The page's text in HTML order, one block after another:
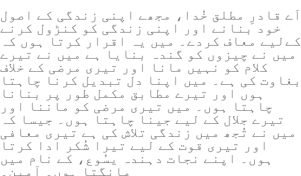
اَے قادرِ مطلق خُدا، مجھے اپنی زندگی کے اصول
خود بنانے اور اپنی زندگی کو کنڑول کرنے
کےلیے معاف کردے۔ میں یہ اقرار کرتا ہوں کہ
میں نے چیزوں کو گندہ بنایا ہے میں نے تیرے
کلام کو نہیں مانا اور تیری مرضی کے خلاف
بغاوت کی ہے۔ میں اپنا دل تبدیل کرنا چاہتا
ہوں اور تیرے مطابق مکمل طور پر بنانا
چاہتا ہوں۔ میں تیری مرضی کو ماننا اور
تیرے جلال کے لیے جینا چاہتا ہوں۔ جیسا کہ
میں نے تُجھ میں زندگی تلاش کی ہے تیری معافی
اور تیری قوت کے لیے تیرا شُکر ادا کرتا
ہوں۔ اپنے نجات دہندہ یسُوع، کے نام میں
مانگتا ہوں۔ آمین۔